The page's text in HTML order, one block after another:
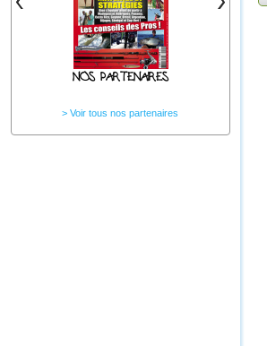
NOS PARTENAIRES
Voir tous nos partenaires